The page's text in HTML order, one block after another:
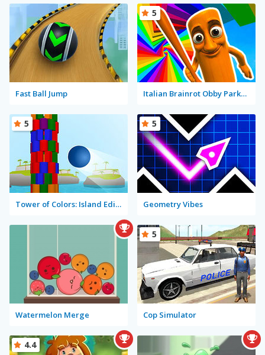
Fast Ball Jump Italian Brainrot Obby Parkour
5
Tower of Colors: Island Edition
5
Geometry Vibes
5
Watermelon Merge Cop Simulator
5
4.4